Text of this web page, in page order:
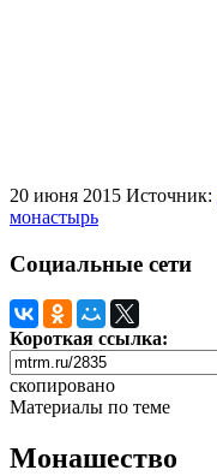
20 июня 2015 Источник:
монастырь
Социальные сети
Короткая ссылка:
скопировано
Материалы по теме
Монашество